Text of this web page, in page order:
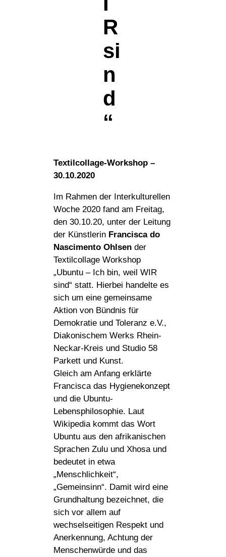
R
si
n
d
“
Textilcollage-Workshop –
30.10.2020
Im Rahmen der Interkulturellen
Woche 2020 fand am Freitag,
den 30.10.20, unter der Leitung
der Künstlerin Francisca do
Nascimento Ohlsender
Textilcollage Workshop
„Ubuntu – Ich bin, weil WIR
sind“ statt. Hierbei handelte es
sich um eine gemeinsame
Aktion von Bündnis für
Demokratie und Toleranz e.V.,
Diakonischem Werks Rhein-
Neckar-Kreis und Studio 58
Parkett und Kunst.
Gleich am Anfang erklärte
Francisca das Hygienekonzept
und die Ubuntu-
Lebensphilosophie. Laut
Wikipedia kommt das Wort
Ubuntu aus den afrikanischen
Sprachen Zulu und Xhosa und
bedeutet in etwa
„Menschlichkeit“,
„Gemeinsinn“. Damit wird eine
Grundhaltung bezeichnet, die
sich vor allem auf
wechselseitigen Respekt und
Anerkennung, Achtung der
Menschenwürde und das